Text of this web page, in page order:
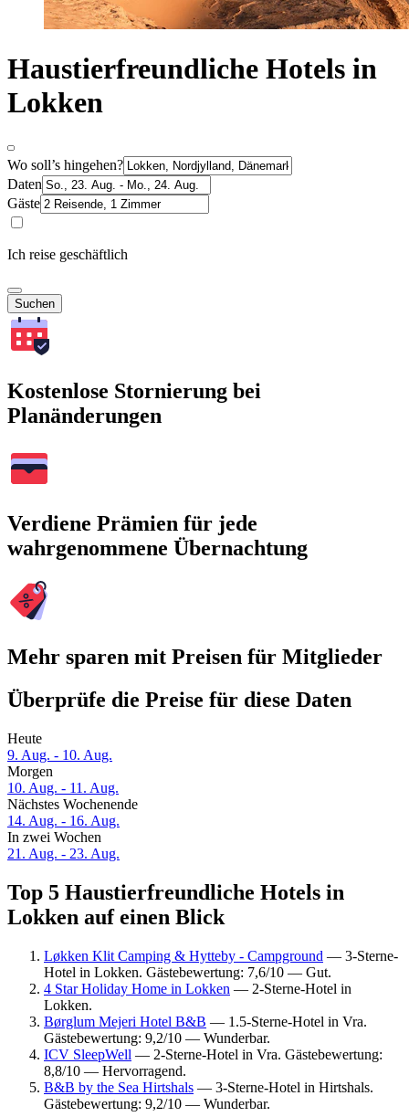
Haustierfreundliche Hotels in
Lokken
Wo soll’s hingehen?
Daten
Gäste
Ich reise geschäftlich
Suchen
Kostenlose Stornierung bei
Planänderungen
Verdiene Prämien für jede
wahrgenommene Übernachtung
Mehr sparen mit Preisen für Mitglieder
Überprüfe die Preise für diese Daten
Heute
9. Aug. - 10. Aug.
Morgen
10. Aug. - 11. Aug.
Nächstes Wochenende
14. Aug. - 16. Aug.
In zwei Wochen
21. Aug. - 23. Aug.
Top 5 Haustierfreundliche Hotels in
Lokken auf einen Blick
Løkken Klit Camping & Hytteby - Campground — 3-Sterne-
Hotel in Lokken. Gästebewertung: 7,6/10 — Gut.
4 Star Holiday Home in Lokken — 2-Sterne-Hotel in
Lokken.
Børglum Mejeri Hotel B&B — 1.5-Sterne-Hotel in Vra.
Gästebewertung: 9,2/10 — Wunderbar.
ICV SleepWell — 2-Sterne-Hotel in Vra. Gästebewertung:
8,8/10 — Hervorragend.
B&B by the Sea Hirtshals — 3-Sterne-Hotel in Hirtshals.
Gästebewertung: 9,2/10 — Wunderbar.